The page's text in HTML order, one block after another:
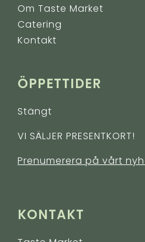
Om Taste Market
Catering
Kontakt
ÖPPETTIDER
Stängt
VI SÄLJER PRESENTKORT!
Prenumerera på vårt
KONTAKT